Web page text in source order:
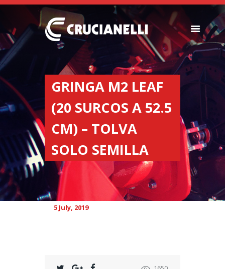
GRINGA M2 LEAF
(20 SURCOS A 52.5
CM) – TOLVA
SOLO SEMILLA
SEEDERS
FERTILIZER
SPREADERS
ABOUT US
DEALERSHIPS
NEWS
COMPANY
CONTACT
5 July, 2019